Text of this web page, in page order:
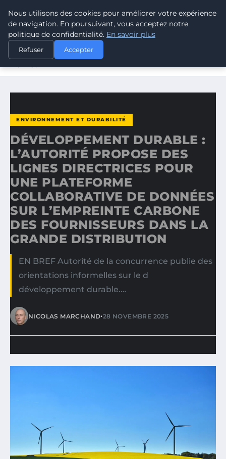
CLIMATE RESPONSE BLOG
ACCUEIL
ENVIRONNEMENT ET DURABILITÉ
DÉVELOPPEMENT DURABLE : L’AUTORITÉ PROPOSE DES
ENVIRONNEMENT ET DURABILITÉ
DÉVELOPPEMENT DURABLE :
L’AUTORITÉ PROPOSE DES
LIGNES DIRECTRICES POUR
UNE PLATEFORME
COLLABORATIVE DE DONNÉES
SUR L’EMPREINTE CARBONE
DES FOURNISSEURS DANS LA
GRANDE DISTRIBUTION
EN BREF Autorité de la concurrence publie des
orientations informelles sur le d
développement durable.…
NICOLAS MARCHAND•28 NOVEMBRE 2025
Nous utilisons des cookies pour améliorer votre expérience
de navigation. En poursuivant, vous acceptez notre
politique de confidentialité. En savoir plus
Refuser Accepter